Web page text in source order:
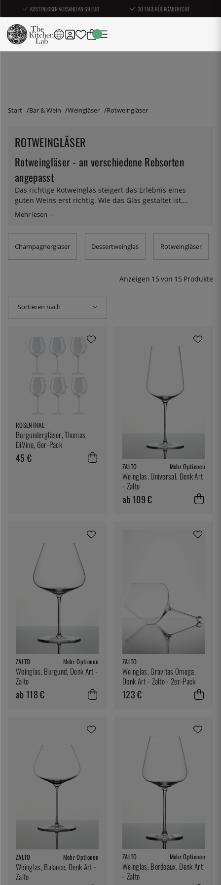
KOSTENLOSER VERSAND AB 69 EUR 30 TAGE RÜCKGABERECHT
Start Bar & Wein Weingläser Rotweingläser
ROTWEINGLÄSER
Rotweingläser - an verschiedene Rebsorten
angepasst
Das richtige Rotweinglas steigert das Erlebnis eines
guten Weins erst richtig. Wie das Glas gestaltet ist,
beeinflusst, wie sich die Aromen entwickeln, wie viel
landet – all das beeinflusst Ihr Geschmackserlebnis.
Wenn es um Rotwein geht, gibt es einen großen
Unterschied im Geschmack zwischen einem leichten
Pinot Noir und einem schweren Merlot – und das Glas,
Hier finden Sie unsere große Auswahl an Gläsern für
Rotwein.
Champagnergläser Dessertweinglas Rotweingläser
Anzeigen 15 von 15 Produkte
Sortieren nach
ROSENTHAL
Burgundergläser, Thomas
DiVino, 6er-Pack
45 €
ZALTO Mehr Optionen
Weinglas, Universal, Denk Art
- Zalto
ab 109 €
ZALTO Mehr Optionen
Weinglas, Burgund, Denk Art -
Zalto
ab 118 €
ZALTO
Weinglas, Gravitas Omega,
Denk Art - Zalto - 2er-Pack
123 €
ZALTO Mehr Optionen
Weinglas, Balance, Denk Art -
Zalto
ZALTO Mehr Optionen
Weinglas, Bordeaux, Denk Art
- Zalto